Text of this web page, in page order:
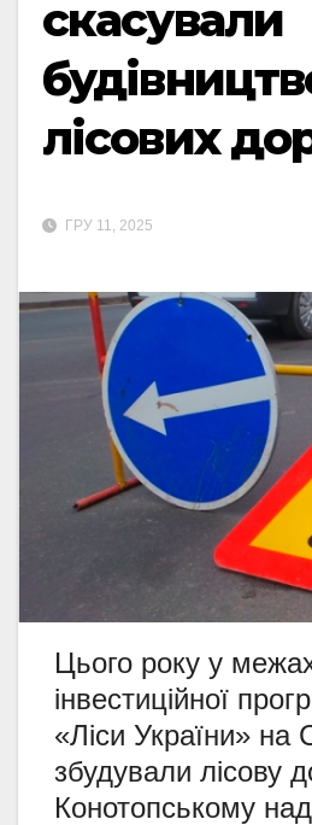
скасували
лісових
ГРУ 11, 2025
Цього року у
інвестиційної
«Ліси України» на
збудували лісову
Конотопському